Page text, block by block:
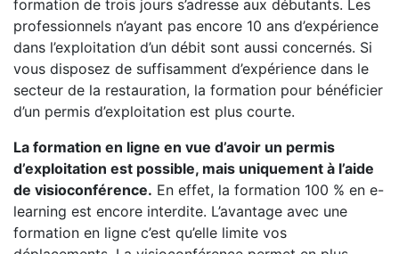
formation de trois jours s’adresse aux débutants. Les
professionnels n’ayant pas encore 10 ans d’expérience
dans l’exploitation d’un débit sont aussi concernés. Si
vous disposez de suffisamment d’expérience dans le
secteur de la restauration, la formation pour bénéficier
d’un permis d’exploitation est plus courte.
La formation en ligne en vue d’avoir un permis
d’exploitation est possible, mais uniquement à l’aide
de visioconférence. En effet, la formation 100 % en e-
learning est encore interdite. L’avantage avec une
formation en ligne c’est qu’elle limite vos